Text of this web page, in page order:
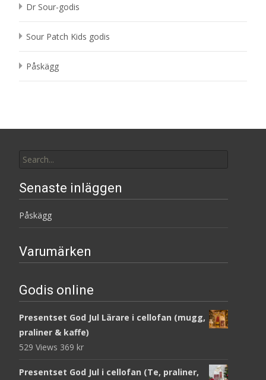
Dr Sour-godis
Sour Patch Kids godis
Påskägg
for:
Senaste inläggen
Påskägg
Varumärken
Godis online
Presentset God Jul Lärare i cellofan (mugg,
praliner & kaffe)
529 Views 369 kr
Presentset God Jul i cellofan (Te, praliner,